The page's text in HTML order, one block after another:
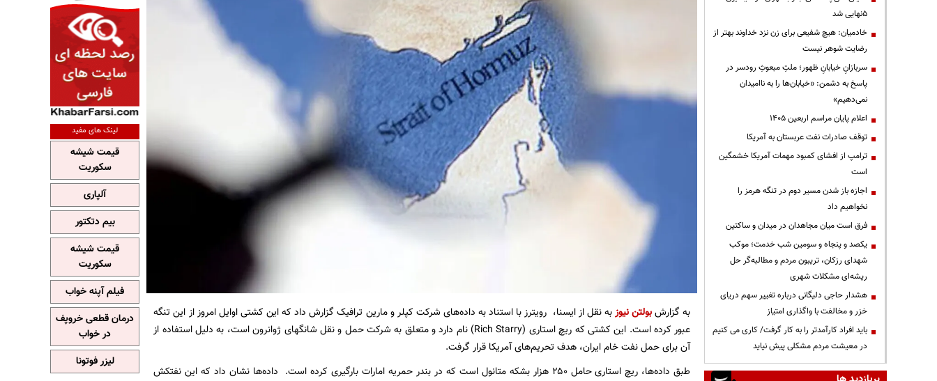
به گزارشبولتن نیوزبه نقل از ایسنا، رویترز با استناد به داده‌های شرکت کپلر و مارین ترافیک گزارش داد که این کشتی اوایل امروز از این تنگه
عبور کرده است. این کشتی که ریچ استاری (Rich Starry) نام دارد و متعلق به شرکت حمل و نقل شانگهای ژوانرون است، به دلیل استفاده از
آن برای حمل نفت خام ایران، هدف تحریم‌های آمریکا قرار گرفت.
طبق داده‌ها، ریچ استاری حامل ۲۵۰ هزار بشکه متانول است که در بندر حمریه امارات بارگیری کرده است. داده‌ها نشان داد که این نفتکش
۵نهایی شد
خادمیان: هیچ شفیعی برای زن نزد خداوند بهتر از
رضایت شوهر نیست
سربازانِ خیابانِ ظهور؛ ملتِ مبعوثِ رودسر در
پاسخ به دشمن: «خیابان‌ها را به ناامیدان
نمی‌دهیم»
اعلام پایان مراسم اربعین ۱۴۰۵
توقف صادرات نفت عربستان به آمریکا
ترامپ از افشای کمبود مهمات آمریکا خشمگین
است
اجازه باز شدن مسیر دوم در تنگه هرمز را
نخواهیم داد
فرق است میان مجاهدان در میدان و ساکتین
یکصد و پنجاه و سومین شب خدمت؛ موکب
شهدای رزکان، تریبون مردم و مطالبه‌گر حل
ریشه‌ای مشکلات شهری
هشدار حاجی دلیگانی درباره تغییر سهم دریای
خزر و مخالفت با واگذاری امتیاز
باید افراد کارآمدتر را به کار گرفت/ کاری می کنیم
در معیشت مردم مشکلی پیش نیاید
لینک های مفید
قیمت شیشه
سکوریت
آلپاری
بیم دتکتور
قیمت شیشه
سکوریت
فیلم آپنه خواب
درمان قطعی خروپف
در خواب
لیزر فوتونا